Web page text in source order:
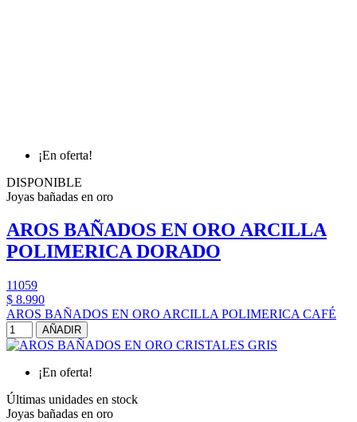
¡En oferta!
DISPONIBLE
Joyas bañadas en oro
AROS BAÑADOS EN ORO ARCILLA
POLIMERICA DORADO
11059
$ 8.990
AROS BAÑADOS EN ORO ARCILLA POLIMERICA CAFÉ
AÑADIR
¡En oferta!
Últimas unidades en stock
Joyas bañadas en oro